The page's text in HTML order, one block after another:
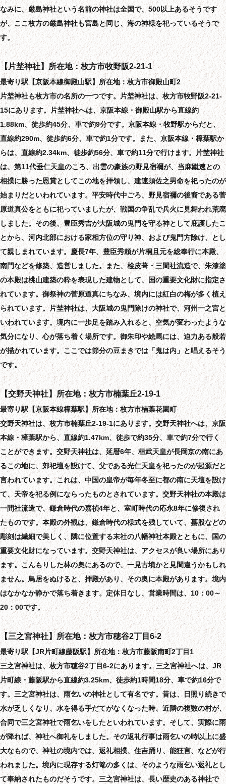
なみに、厳島神社という名前の神社は全国で、500以上あるそうです
が、ここ枚方の厳島神社も宮島と同じ、海の神様を祀っているそうで
す。
【片埜神社】所在地：枚方市牧野阪2-21-1
最寄り駅【京阪本線御殿山駅】所在地：枚方市御殿山町2
片埜神社も枚方市の名所の一つです。片埜神社は、枚方市牧野阪2-21-
15にあります。片埜神社へは、京阪本線・御殿山駅から直線約
1.88km、徒歩約45分、車で約9分です。京阪本線・牧野駅からだと、
直線約290m、徒歩約6分、車で約1分です。また、京阪本線・樟葉駅か
らは、直線約2.34km、徒歩約56分、車で約11分で行けます。片埜神社
は、第11代垂仁天皇のころ、出雲の豪族の野見宿禰が、当麻蹴速との
相撲に勝った恩賞としてこの地を拝領し、建速須佐之男命を祀ったのが
始まりだといわれています。平安時代中ごろ、野見宿禰の後裔である菅
原道真公をともに祀っていましたが、戦国の争乱で兵火に見舞われ荒廃
しました。その後、豊臣秀吉が大阪城の鬼門を守る神として庇護したこ
とから、河内北部における家相方位の守り神、および鬼門方除け、とし
て親しまれています。慶長7年、豊臣秀頼が片桐且元を総奉行に本殿、
南門などを修築、造営しました。また、桧皮葺・三間社流造で、朱漆塗
の本殿は桃山建築の粋を表現した建物として、国の重要文化財に指定さ
れています。御祭神の菅原道真にちなみ、境内には紅白の梅が多く植え
られています。片埜神社は、大阪城の鬼門除けの神社で、河州一之宮と
いわれています。境内に一歩足を踏み入れると、空気が変わったような
気分になり、心が落ち着く場所です。御朱印や絵馬には、迫力ある般若
が描かれています。ここでは節分の豆まきでは「鬼は内」と唱えるそう
です。
【交野天神社】所在地：枚方市楠葉丘2-19-1
最寄り駅【京阪本線樟葉駅】所在地：枚方市楠葉花園町
交野天神社は、枚方市楠葉丘2-19-1にあります。交野天神社へは、京阪
本線・樟葉駅から、直線約1.47km、徒歩で約35分、車で約7分で行く
ことができます。交野天神社は、延暦6年、桓武天皇が長岡京の南にあ
るこの地に、郊祀壇を設けて、父である光仁天皇を祀ったのが起源だと
言われています。これは、中国の皇帝が毎年冬至に都の南に天壇を設け
て、天帝を祀る例にならったものとされています。交野天神社の本殿は
一間社流造で、鎌倉時代の嘉禎4年と、室町時代の応永8年に修復され
たものです。本殿の外観は、鎌倉時代の様式を残していて、蟇股などの
彫刻は繊細で美しく、隣に位置する末社の八幡神社本殿とともに、国の
重要文化財になっています。交野天神社は、アクセスが良い場所にあり
ます。こんもりした林の奥にあるので、一見古墳かと見間違うかもしれ
ません。鳥居をぬけると、拝殿があり、その奥に本殿があります。境内
はなかなか静かで落ち着きます。定休日なし、営業時間は、10：00～
20：00です。
【三之宮神社】所在地：枚方市穂谷2丁目6-2
最寄り駅【JR片町線藤阪駅】所在地：枚方市藤阪南町2丁目1
三之宮神社は、枚方市穂谷2丁目6-2にあります。三之宮神社へは、JR
片町線・藤阪駅から直線約3.25km、徒歩約1時間18分、車で約16分で
す。三之宮神社は、雨乞いの神社として有名です。昔は、日照り続きで
水が乏しくなり、水を得る手だてがなくなった時、近隣の複数の村が、
合同で三之宮神社で雨乞いをしたといわれています。そして、実際に雨
が降れば、神社へ御礼をしました。その返礼行事は雨乞いの時以上に盛
大なもので、神社の境内では、返礼相撲、住吉踊り、能狂言、などが行
われました。境内に現存する灯篭の多くは、そのような雨乞い返礼とし
て奉納されたものだそうです。三之宮神社は、長い歴史のある神社で